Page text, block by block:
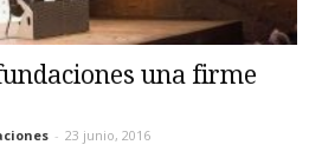
una firme
- 23 junio, 2016